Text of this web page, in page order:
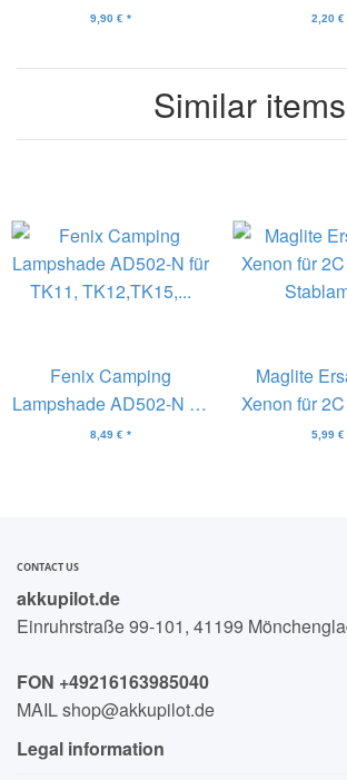
Ersatzbirne Magcharger
9,90 € * 2,20 €
Similar items
Fenix Camping
Lampshade AD502-N für
TK11, TK12,TK15, TA20,
8,49 € *
Maglite
Xenon für
5,99 €
CONTACT US
akkupilot.de
Einruhrstraße 99-101, 41199
FON +49216163985040
MAIL shop@akkupilot.de
Legal information